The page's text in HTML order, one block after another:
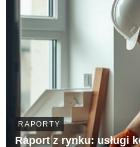
RAPORTY
Raport z rynku: usługi